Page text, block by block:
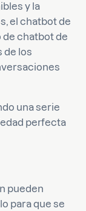
y la
el chatbot de
chatbot de
de los
una serie
perfecta
pueden
para que se